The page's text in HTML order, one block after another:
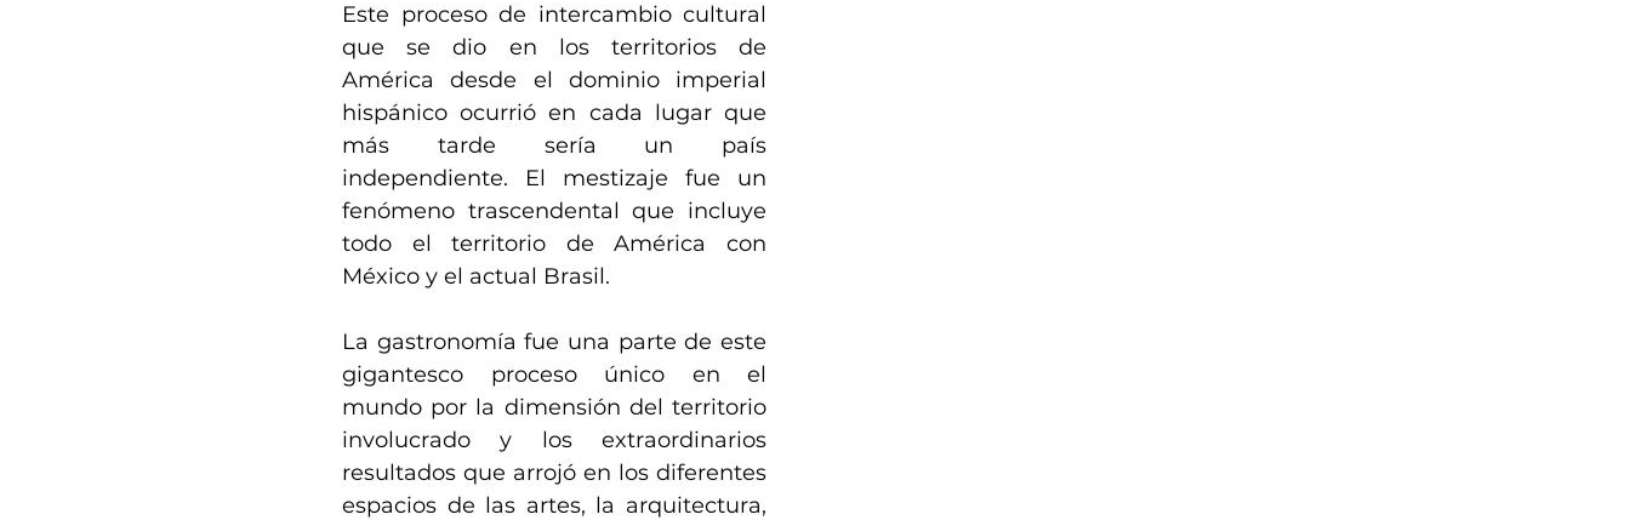
Este proceso de intercambio cultural
que se dio en los territorios de
América desde el dominio imperial
hispánico ocurrió en cada lugar que
más tarde sería un país
independiente. El mestizaje fue un
fenómeno trascendental que incluye
todo el territorio de América con
México y el actual Brasil.
La gastronomía fue una parte de este
gigantesco proceso único en el
mundo por la dimensión del territorio
involucrado y los extraordinarios
resultados que arrojó en los diferentes
espacios de las artes, la arquitectura,